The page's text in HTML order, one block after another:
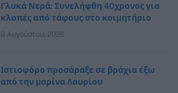
Γλυκά Νερά: Συνελήφθη 40χρονος για
κλοπές από τάφους στο κοιμητήριο
8 Αυγούστου, 2026
Ιστιοφόρο προσάραξε σε βράχια έξω
από την μαρίνα Λαυρίου